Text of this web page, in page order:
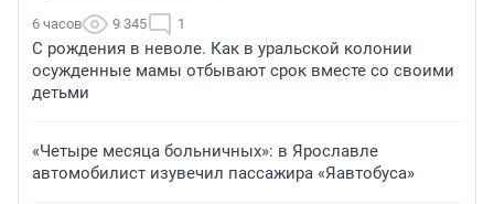
6 часов 9 345 1
С рождения в неволе. Как в уральской колонии
осужденные мамы отбывают срок вместе со своими
детьми
«Четыре месяца больничных»: в Ярославле
автомобилист изувечил пассажира «Яавтобуса»